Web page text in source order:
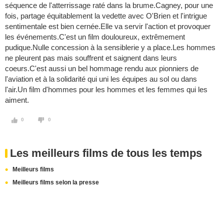
séquence de l'atterrissage raté dans la brume.Cagney, pour une
fois, partage équitablement la vedette avec O'Brien et l'intrigue
sentimentale est bien cernée.Elle va servir l'action et provoquer
les événements.C'est un film douloureux, extrêmement
pudique.Nulle concession à la sensiblerie y a place.Les hommes
ne pleurent pas mais souffrent et saignent dans leurs
coeurs.C'est aussi un bel hommage rendu aux pionniers de
l'aviation et à la solidarité qui uni les équipes au sol ou dans
l'air.Un film d'hommes pour les hommes et les femmes qui les
aiment.
0 0
Les meilleurs films de tous les temps
Meilleurs films
Meilleurs films selon la presse